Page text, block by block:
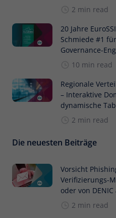
2 min read
20 Jahre
Schmiede #1
Governance-
10 min read
Regionale
– Interaktive
dynamische
2 min read
Die neuesten Beiträge
Vorsicht
Verifizierungs-
oder von
2 min read